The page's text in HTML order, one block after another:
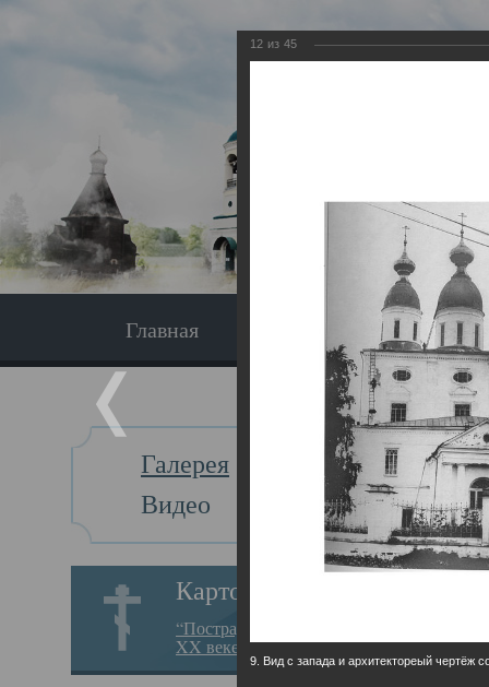
Главная Экскурсия
Галерея
Видео
Картотека
“Пострадавшие за веру в
XX веке на Севере”
Главная
12 из 45
9. Вид с запада и архитектореый чертёж